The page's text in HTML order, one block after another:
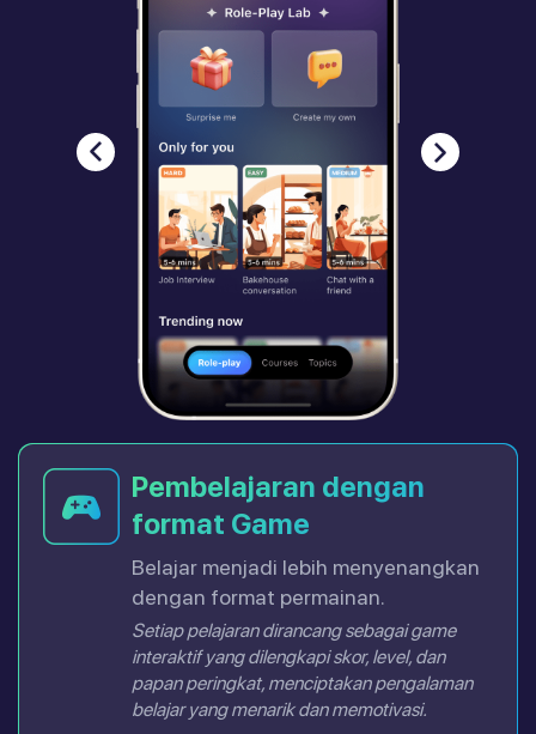
Pembelajaran dengan
format Game
Belajar menjadi lebih menyenangkan
dengan format permainan.
Setiap pelajaran dirancang sebagai game
interaktif yang dilengkapi skor, level, dan
papan peringkat, menciptakan pengalaman
belajar yang menarik dan memotivasi.